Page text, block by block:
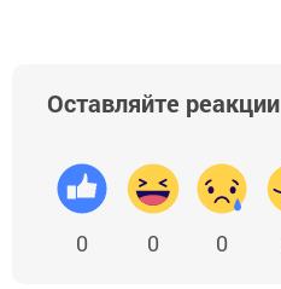
Оставляйте реакции
0 0 0